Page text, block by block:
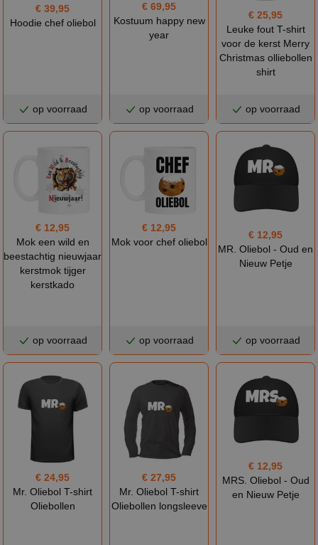
€ 39,95
Hoodie chef oliebol
op voorraad
€ 69,95
Kostuum happy new
year
op voorraad
€ 25,95
Leuke fout T-shirt
voor de kerst Merry
Christmas olliebollen
shirt
op voorraad
€ 12,95
Mok een wild en
beestachtig nieuwjaar
kerstmok tijger
kerstkado
op voorraad
€ 12,95
Mok voor chef oliebol
op voorraad
€ 12,95
MR. Oliebol - Oud en
Nieuw Petje
op voorraad
€ 24,95
Mr. Oliebol T-shirt
Oliebollen
€ 27,95
Mr. Oliebol T-shirt
Oliebollen longsleeve
€ 12,95
MRS. Oliebol - Oud
en Nieuw Petje